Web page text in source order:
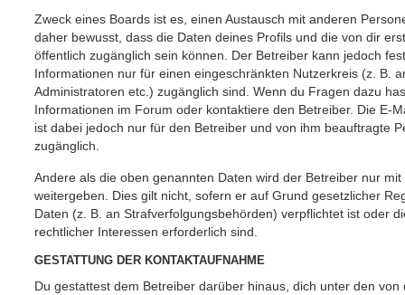
Zweck eines Boards ist es, einen Austausch mit anderen
daher bewusst, dass die Daten deines Profils und die von dir
öffentlich zugänglich sein können. Der Betreiber kann jedoch
Informationen nur für einen eingeschränkten Nutzerkreis (z. B.
Administratoren etc.) zugänglich sind. Wenn du Fragen dazu
Informationen im Forum oder kontaktiere den Betreiber. Die E-
ist dabei jedoch nur für den Betreiber und von ihm beauftragte
zugänglich.
Andere als die oben genannten Daten wird der Betreiber nur
weitergeben. Dies gilt nicht, sofern er auf Grund gesetzlicher
Daten (z. B. an Strafverfolgungsbehörden) verpflichtet ist oder
rechtlicher Interessen erforderlich sind.
GESTATTUNG DER KONTAKTAUFNAHME
Du gestattest dem Betreiber darüber hinaus, dich unter den